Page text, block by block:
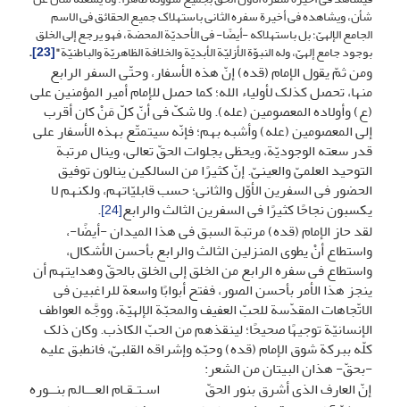
شأن، ویشاهده فی أخیرة سفره‏ الثانی باستهلاک جمیع الحقائق فی الاسم
الجامع الإلهیّ؛ بل باستهلاکه -أیضًا- فی الأحدیّة المحضة، فهو یرجع إلی الخلق
بوجود جامع إلهیّ، وله النبوّة الأزلیّة الأبدیّة والخلافة الظاهریّة والباطنیّة"
[23]
.
ومن ثمّ یقول الإمام (قده) إنّ هذه الأسفار، وحتّى السفر الرابع
منها، تحصل کذلک لأولیاء الله؛ کما حصل للإمام أمیر المؤمنین علی
(ع) وأولاده المعصومین (عله). ولا شکّ فی أنّ کلّ مَنْ کان أقرب
إلى المعصومین (عله) وأشبه بهم؛ فإنّه سیتمتّع بهذه الأسفار على
قدر سعته الوجودیّة، ویحظى بجلوات الحقّ تعالى، وینال مرتبة
التوحید العلمیّ والعینیّ. إنّ کثیرًا من السالکین ینالون توفیق
الحضور فی السفرین الأوّل والثانی؛ حسب قابلیّاتهم، ولکنهم لا
یکسبون نجاحًا کثیرًا فی السفرین الثالث والرابع[24]
.
لقد حاز الإمام (قده) مرتبة السبق فی هذا المیدان -أیضًا-،
واستطاع أنْ یطوی المنزلین الثالث والرابع بأحسن الأشکال،
واستطاع فی سفره الرابع من الخلق إلى الخلق بالحقّ وهدایتهم أن
ینجز هذا الأمر بأحسن الصور، ففتح أبوابًا واسعة للراغبین فی
الاتّجاهات المقدّسة للحبّ العفیف والمحبّة الإلهیّة، ووجَّه العواطف
الإنسانیّة توجیهًا صحیحًا؛ لینقذهم من الحبّ الکاذب. وکان ذلک
کلّه ببرکة شوق الإمام (قده) وحبّه وإشراقه القلبیّ، فانطبق علیه
-بحقّ- هذان البیتان من الشعر:
إنّ العارف الذی أشرق بنور الحقّ اسـتـقـام العـــالم بنــوره